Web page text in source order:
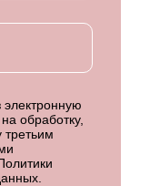
обработку,
третьим